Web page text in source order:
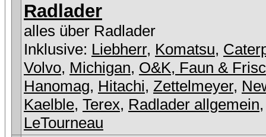
Radlader
alles über Radlader
Inklusive: Liebherr, Komatsu,
Volvo, Michigan, O&K, Faun &
Hanomag, Hitachi, Zettelmeyer,
Kaelble, Terex, Radlader allgemein,
LeTourneau